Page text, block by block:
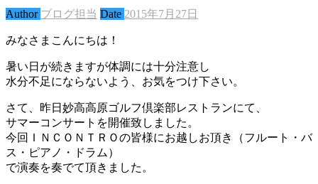
Author ブログ担当 Date 2015年7月27日
みなさまこんにちは！
暑い日が続きますが体調には十分注意し
水分不足にならないよう、お気をつけ下さい。
さて、昨日妙高高原ゴルフ倶楽部レストランにて、
サマーコンサートを開催致しました。
今回ＩＮＣＯＮＴＲＯの皆様にお越しお頂き（フルート・バ
ス・ピアノ・ドラム）
で演奏を奏でて頂きました。